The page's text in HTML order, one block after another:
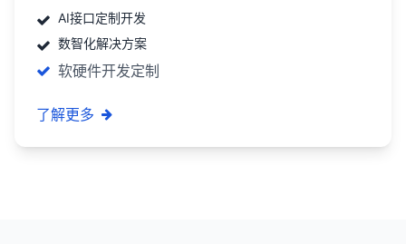
AI接口定制开发
数智化解决方案
软硬件开发定制
了解更多